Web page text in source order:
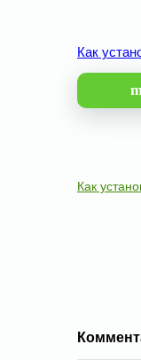
Как
Как